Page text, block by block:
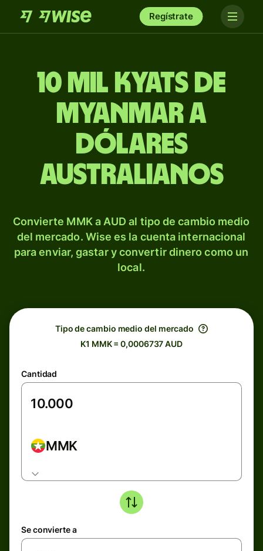
Regístrate
10 mil kyats de
Myanmar a
dólares
australianos
Convierte MMK a AUD al tipo de cambio medio
del mercado. Wise es la cuenta internacional
para enviar, gastar y convertir dinero como un
local.
Tipo de cambio medio del mercado
K1 MMK = 0,0006737 AUD
Cantidad
MMK
Se convierte a